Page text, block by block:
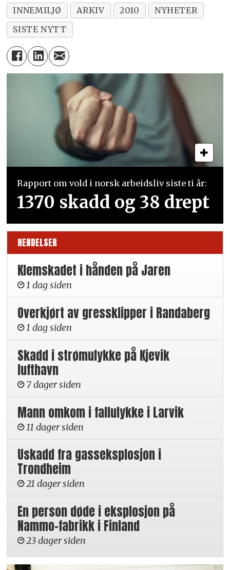
INNEMILJØ ARKIV 2010
NYHETER
SISTE NYTT
Rapport om vold i norsk arbeidsliv siste ti år:
1370 skadd og 38 drept
HENDELSER
Klemskadet i hånden på Jaren
1 dag siden
Overkjørt av gressklipper i Randaberg
1 dag siden
Skadd i strømulykke på Kjevik
lufthavn
7 dager siden
Mann omkom i fallulykke i Larvik
11 dager siden
Uskadd fra gasseksplosjon i
Trondheim
21 dager siden
En person døde i eksplosjon på
Nammo-fabrikk i Finland
23 dager siden